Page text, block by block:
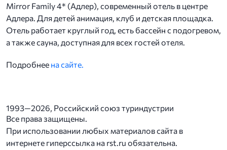
Mirror Family 4* (Адлер), современный отель в центре
Адлера. Для детей анимация, клуб и детская площадка.
Отель работает круглый год, есть бассейн с подогревом,
а также сауна, доступная для всех гостей отеля.
Подробнее на сайте.
1993—2026, Российский союз туриндустрии
Все права защищены.
При использовании любых материалов сайта в
интернете гиперссылка на rst.ru обязательна.